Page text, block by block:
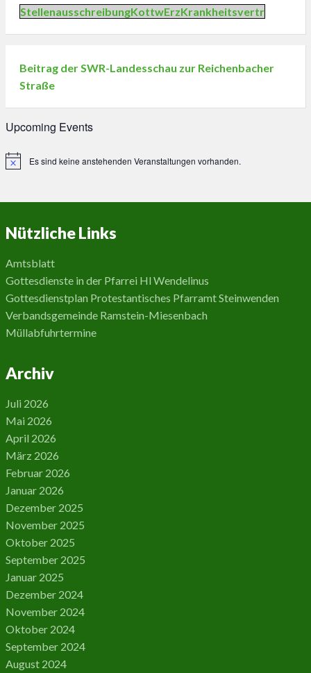
StellenausschreibungKottwErzKrankheitsvertr
Beitrag der SWR-Landesschau zur Reichenbacher
Straße
Upcoming Events
HinweisEs sind keine anstehenden Veranstaltungen vorhanden.
Nützliche Links
Amtsblatt
Gottesdienste in der Pfarrei Hl Wendelinus
Gottesdienstplan Protestantisches Pfarramt Steinwenden
Verbandsgemeinde Ramstein-Miesenbach
Müllabfuhrtermine
Archiv
Juli 2026
Mai 2026
April 2026
März 2026
Februar 2026
Januar 2026
Dezember 2025
November 2025
Oktober 2025
September 2025
Januar 2025
Dezember 2024
November 2024
Oktober 2024
September 2024
August 2024